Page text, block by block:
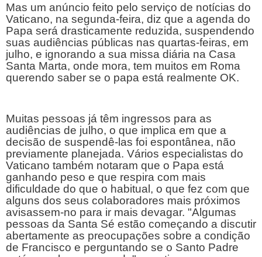
Mas um anúncio feito pelo serviço de notícias do
Vaticano, na segunda-feira, diz que a agenda do
Papa será drasticamente reduzida, suspendendo
suas audiências públicas nas quartas-feiras, em
julho, e ignorando a sua missa diária na Casa
Santa Marta, onde mora, tem muitos em Roma
querendo saber se o papa está realmente OK.
Muitas pessoas já têm ingressos para as
audiências de julho, o que implica em que a
decisão de suspendê-las foi espontânea, não
previamente planejada. Vários especialistas do
Vaticano também notaram que o Papa está
ganhando peso e que respira com mais
dificuldade do que o habitual, o que fez com que
alguns dos seus colaboradores mais próximos
avisassem-no para ir mais devagar. "Algumas
pessoas da Santa Sé estão começando a discutir
abertamente as preocupações sobre a condição
de Francisco e perguntando se o Santo Padre